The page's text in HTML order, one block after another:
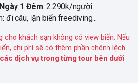
1 Đêm: 2.290k/người
đi câu, lặn biển freediving...
cho khách sạn không có view biển. Nếu
chi phí sẽ có thêm phần chênh lệch.
dịch vụ trong từng tour bên dưới